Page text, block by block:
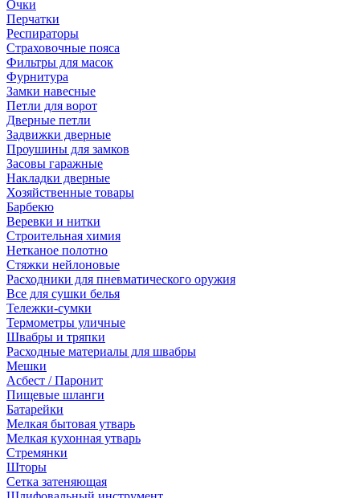
Очки
Перчатки
Респираторы
Страховочные пояса
Фильтры для масок
Фурнитура
Замки навесные
Петли для ворот
Дверные петли
Задвижки дверные
Проушины для замков
Засовы гаражные
Накладки дверные
Хозяйственные товары
Барбекю
Веревки и нитки
Строительная химия
Нетканое полотно
Стяжки нейлоновые
Расходники для пневматического оружия
Все для сушки белья
Тележки-сумки
Термометры уличные
Швабры и тряпки
Расходные материалы для швабры
Мешки
Асбест / Паронит
Пищевые шланги
Батарейки
Мелкая бытовая утварь
Мелкая кухонная утварь
Стремянки
Шторы
Сетка затеняющая